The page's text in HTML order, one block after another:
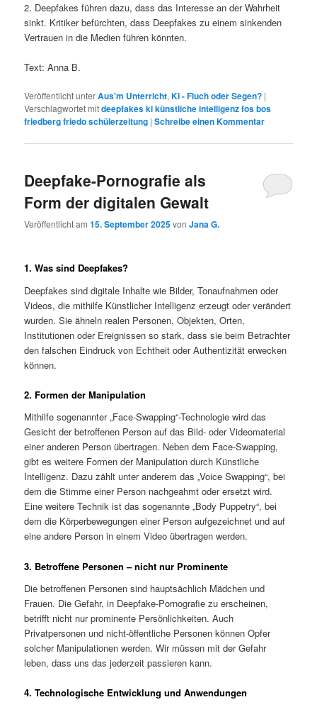
2. Deepfakes führen dazu, dass das Interesse an der Wahrheit
sinkt. Kritiker befürchten, dass Deepfakes zu einem sinkenden
Vertrauen in die Medien führen könnten.
Text: Anna B.
Veröffentlicht unterAus'm Unterricht,KI - Fluch oder Segen? |
Verschlagwortet mitdeepfakes ki künstliche intelligenz fos bos
friedberg friedo schülerzeitung |Schreibe einen Kommentar
Deepfake-Pornografie als
Form der digitalen Gewalt
Veröffentlicht am15. September 2025vonJana G.
1. Was sind Deepfakes?
Deepfakes sind digitale Inhalte wie Bilder, Tonaufnahmen oder
Videos, die mithilfe Künstlicher Intelligenz erzeugt oder verändert
wurden. Sie ähneln realen Personen, Objekten, Orten,
Institutionen oder Ereignissen so stark, dass sie beim Betrachter
den falschen Eindruck von Echtheit oder Authentizität erwecken
können.
2. Formen der Manipulation
Mithilfe sogenannter „Face-Swapping“-Technologie wird das
Gesicht der betroffenen Person auf das Bild- oder Videomaterial
einer anderen Person übertragen. Neben dem Face-Swapping,
gibt es weitere Formen der Manipulation durch Künstliche
Intelligenz. Dazu zählt unter anderem das „Voice Swapping“, bei
dem die Stimme einer Person nachgeahmt oder ersetzt wird.
Eine weitere Technik ist das sogenannte „Body Puppetry“, bei
dem die Körperbewegungen einer Person aufgezeichnet und auf
eine andere Person in einem Video übertragen werden.
3. Betroffene Personen – nicht nur Prominente
Die betroffenen Personen sind hauptsächlich Mädchen und
Frauen. Die Gefahr, in Deepfake-Pornografie zu erscheinen,
betrifft nicht nur prominente Persönlichkeiten. Auch
Privatpersonen und nicht-öffentliche Personen können Opfer
solcher Manipulationen werden. Wir müssen mit der Gefahr
leben, dass uns das jederzeit passieren kann.
4. Technologische Entwicklung und Anwendungen